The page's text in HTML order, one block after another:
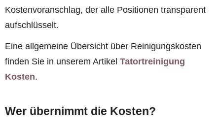
Kostenvoranschlag, der alle Positionen transparent
aufschlüsselt.
Eine allgemeine Übersicht über Reinigungskosten
finden Sie in unserem Artikel Tatortreinigung
Kosten.
Wer übernimmt die Kosten?